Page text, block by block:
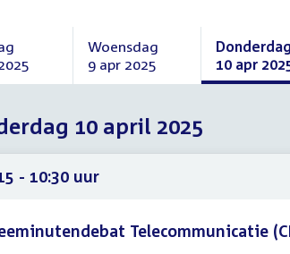
Woensdag
9 apr 2025
Woensdag
april
2025
Donderdag
10 apr
10 april 2025
- 10:30 uur
Telecommunicatie